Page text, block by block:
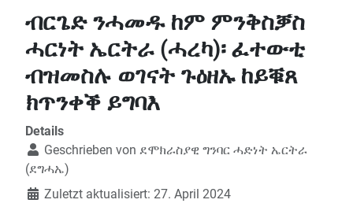
ብርጌድ ንሓመዱ ከም ምንቅስቓስ
ሓርነት ኤርትራ (ሓረካ)፡ ፈተውቲ
ብዝመስሉ ወገናት ጉዕዘኡ ከይቑጸ
ክጥንቀቕ ይግባእ
Details
Geschrieben von ደሞክራስያዊ ግንባር ሓድነት ኤርትራ
(ደግሓኤ)
Zuletzt aktualisiert: 27. April 2024